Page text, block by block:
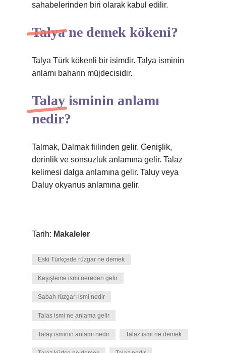
sahabelerinden biri olarak kabul edilir.
Talya ne demek kökeni?
Talya Türk kökenli bir isimdir. Talya isminin
anlamı baharın müjdecisidir.
Talay isminin anlamı
nedir?
Talmak, Dalmak fiilinden gelir. Genişlik,
derinlik ve sonsuzluk anlamına gelir. Talaz
kelimesi dalga anlamına gelir. Taluy veya
Daluy okyanus anlamına gelir.
Tarih: Makaleler
Eski Türkçede rüzgar ne demek
Keşişleme ismi nereden gelir
Sabah rüzgarı ismi nedir
Talas ismi ne anlama gelir
Talay isminin anlamı nedir Talaz ismi ne demek